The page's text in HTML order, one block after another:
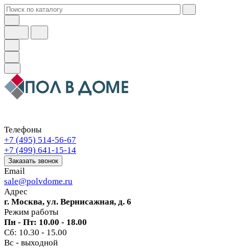
Телефоны
+7 (495) 514-56-67
+7 (499) 641-15-14
Заказать звонок
Email
sale@polvdome.ru
Адрес
г. Москва, ул. Вернисажная, д. 6
Режим работы
Пн - Пт: 10.00 - 18.00
Сб: 10.30 - 15.00
Вс - выходной